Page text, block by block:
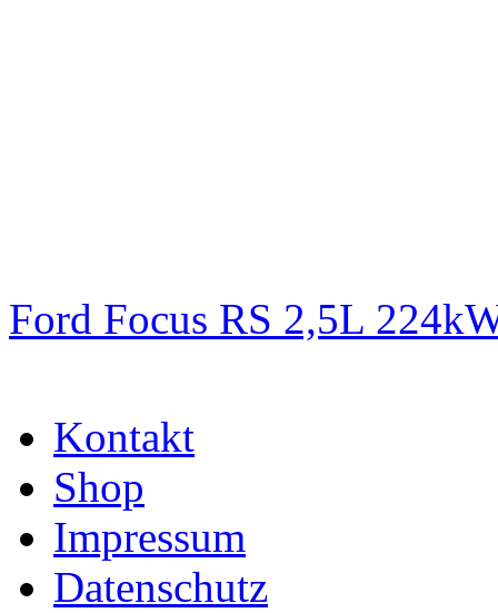
Ford Focus RS 2,5L
Kontakt
Shop
Impressum
Datenschutz